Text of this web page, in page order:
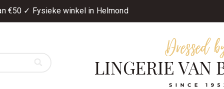
€50 ✓ Fysieke winkel in Helmond